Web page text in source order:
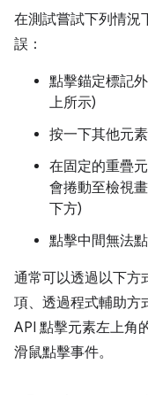
在測試嘗試下列情況
誤：
點擊錨定標記
上所示)
按一下其他元
在固定的重疊
會捲動至檢視
下方)
點擊中間無法
通常可以透過以下方
項、透過程式輔助方
API 點擊元素左上角
滑鼠點擊事件。